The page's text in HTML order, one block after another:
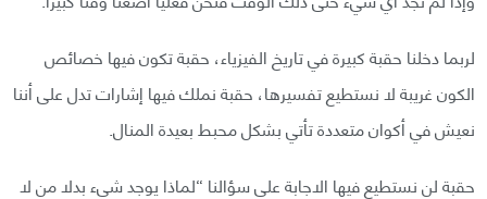
لربما دخلنا حقبة كبيرة في تاريخ الفيزياء، حقبة تكون فيها خصائص
الكون غريبة لا نستطيع تفسيرها، حقبة نملك فيها إشارات تدل على أننا
نعيش في أكوان متعددة تأتي بشكل محبط بعيدة المنال.
حقبة لن نستطيع فيها الاجابة على سؤالنا “لماذا يوجد شيء بدلا من لا